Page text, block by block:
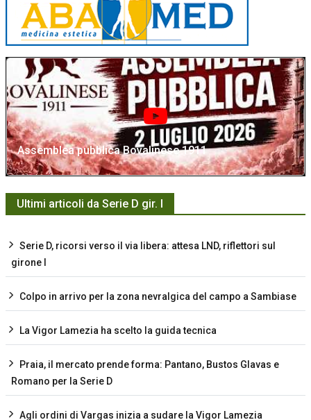
Assemblea pubblica Bovalinese 1911
Ultimi articoli da Serie D gir. I
Serie D, ricorsi verso il via libera: attesa LND, riflettori sul
girone I
Colpo in arrivo per la zona nevralgica del campo a Sambiase
La Vigor Lamezia ha scelto la guida tecnica
Praia, il mercato prende forma: Pantano, Bustos Glavas e
Romano per la Serie D
Agli ordini di Vargas inizia a sudare la Vigor Lamezia